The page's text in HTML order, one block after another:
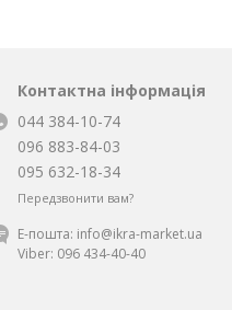
Контактна інформація
044 384-10-74
096 883-84-03
095 632-18-34
Передзвонити вам?
Е-пошта: info@ikra-market.ua
Viber: 096 434-40-40